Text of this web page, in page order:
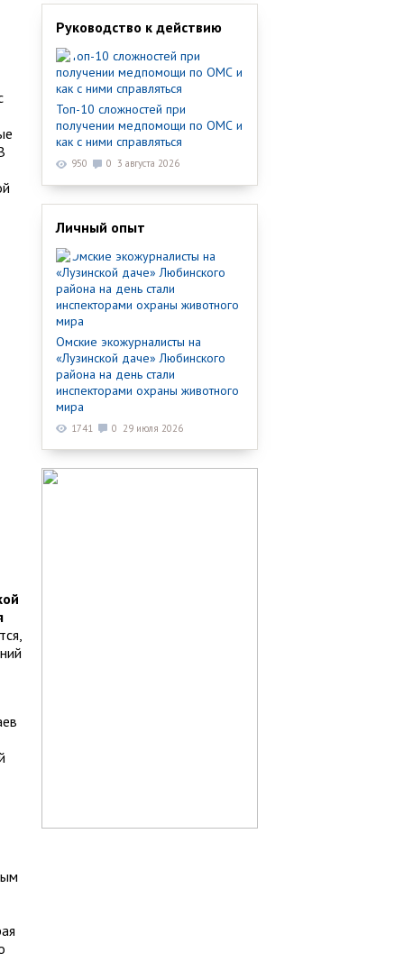
Руководство к действию
Топ-10 сложностей при
получении медпомощи по ОМС и
как с ними справляться
950 0 3 августа 2026
Личный опыт
Омские экожурналисты на
«Лузинской даче» Любинского
района на день стали
инспекторами охраны животного
мира
1741 0 29 июля 2026